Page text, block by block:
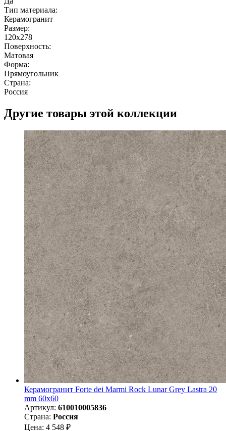
Тип материала:
Керамогранит
Размер:
120x278
Поверхность:
Матовая
Форма:
Прямоугольник
Страна:
Россия
Другие товары этой коллекции
Керамогранит Forte dei Marmi Rock Lunar Grey Lastra 20
mm 60x60
Артикул: 610010005836
Страна: Россия
Цена: 4 548 ₽